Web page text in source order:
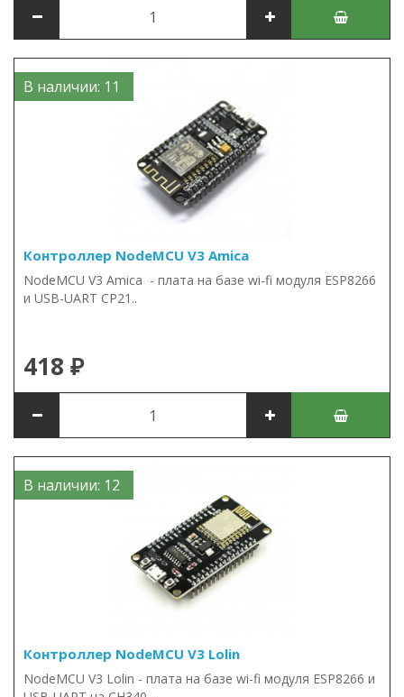
В наличии: 11
Контроллер NodeMCU V3 Amica
NodeMCU V3 Amica - плата на базе wi-fi модуля ESP8266
и USB-UART CP21..
418 ₽
В наличии: 12
Контроллер NodeMCU V3 Lolin
NodeMCU V3 Lolin - плата на базе wi-fi модуля ESP8266 и